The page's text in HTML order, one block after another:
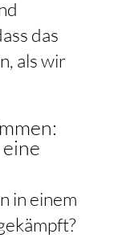
das
als wir
in einem